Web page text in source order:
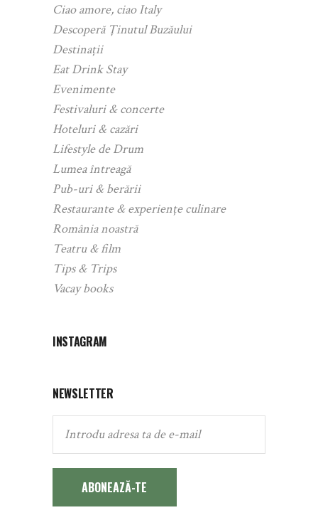
Ciao amore, ciao Italy
Descoperă Ținutul Buzăului
Destinații
Eat Drink Stay
Evenimente
Festivaluri & concerte
Hoteluri & cazări
Lifestyle de Drum
Lumea întreagă
Pub-uri & berării
Restaurante & experiențe culinare
România noastră
Teatru & film
Tips & Trips
Vacay books
INSTAGRAM
NEWSLETTER
ABONEAZĂ-TE